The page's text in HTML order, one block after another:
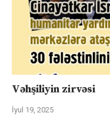
Vəhşiliyin zirvəsi
İyul 19, 2025